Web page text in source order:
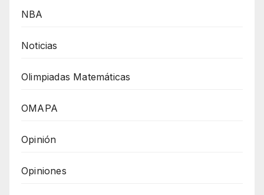
NBA
Noticias
Olimpiadas Matemáticas
OMAPA
Opinión
Opiniones